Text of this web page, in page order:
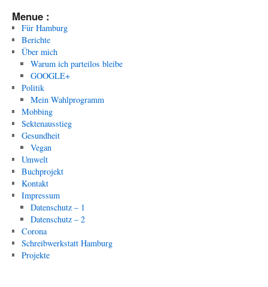
Menue :
Für Hamburg
Berichte
Über mich
Warum ich parteilos bleibe
GOOGLE+
Politik
Mein Wahlprogramm
Mobbing
Sektenausstieg
Gesundheit
Vegan
Umwelt
Buchprojekt
Kontakt
Impressum
Datenschutz – 1
Datenschutz – 2
Corona
Schreibwerkstatt Hamburg
Projekte